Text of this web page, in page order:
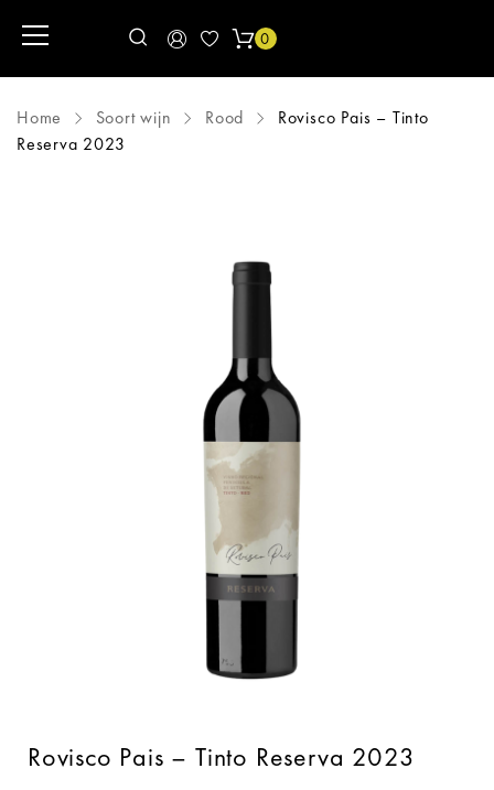
0
Home Soort wijn Rood
Rovisco Pais – Tinto
Reserva 2023
Rovisco Pais – Tinto Reserva 2023